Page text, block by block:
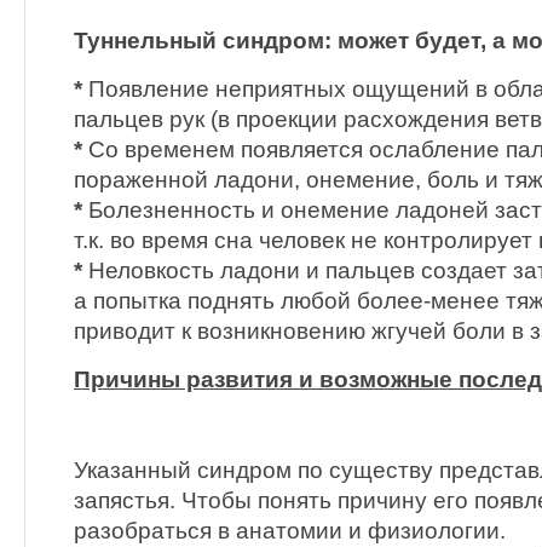
Туннельный синдром: может будет, а
*Появление неприятных ощущений в
пальцев рук (в проекции расхождения
*Со временем появляется ослабление
пораженной ладони, онемение, боль и
*Болезненность и онемение ладоней
т.к. во время сна человек не
*Неловкость ладони и пальцев создает
а попытка поднять любой более-менее
приводит к возникновению жгучей боли в
Причины развития и возможные
Указанный синдром по существу
запястья. Чтобы понять причину его
разобраться в анатомии и физиологии.